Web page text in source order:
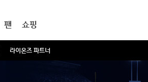
라이온즈 파트너
팬 쇼핑